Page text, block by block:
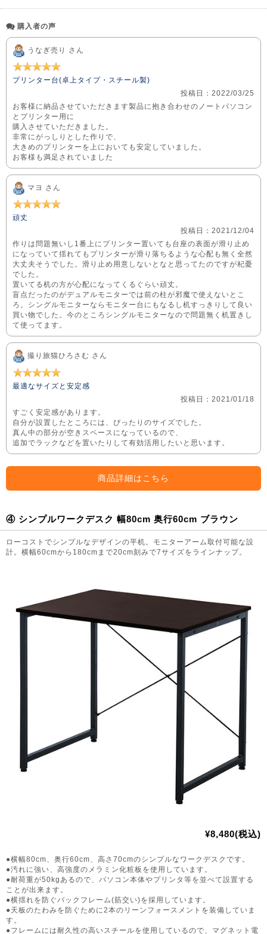
購入者の声
うなぎ売り さん
プリンター台(卓上タイプ・スチール製)
投稿日：2022/03/25
お客様に納品させていただきます製品に抱き合わせのノートパソコン
とプリンター用に
購入させていただきました。
非常にがっしりとした作りで、
大きめのプリンターを上においても安定していました。
お客様も満足されていました
マヨ さん
頑丈
投稿日：2021/12/04
作りは問題無いし1番上にプリンター置いても台座の表面が滑り止め
になっていて揺れてもプリンターが滑り落ちるような心配も無く全然
大丈夫そうでした。滑り止め用意しないとなと思ってたのですが杞憂
でした。
置いてる机の方が心配になってくるぐらい頑丈。
盲点だったのがデュアルモニターでは前の柱が邪魔で使えないとこ
ろ。シングルモニターならモニター台にもなるし机すっきりして良い
買い物でした。今のところシングルモニターなので問題無く机置きし
て使ってます。
撮り旅猫ひろさむ さん
最適なサイズと安定感
投稿日：2021/01/18
すごく安定感があります。
自分が設置したところには、ぴったりのサイズでした。
真ん中の部分が空きスペースになっているので、
追加でラックなどを置いたりして有効活用したいと思います。
商品詳細はこちら
④ シンプルワークデスク 幅80cm 奥行60cm ブラウン
ローコストでシンプルなデザインの平机。モニターアーム取付可能な設
計。横幅60cmから180cmまで20cm刻みで7サイズをラインナップ。
¥8,480(税込)
●横幅80cm、奥行60cm、高さ70cmのシンプルなワークデスクです。
●汚れに強い、高強度のメラミン化粧板を使用しています。
●耐荷重が50kgあるので、パソコン本体やプリンタ等を並べて設置する
ことが出来ます。
●横揺れを防ぐバックフレーム(筋交い)を採用しています。
●天板のたわみを防ぐために2本のリーンフォースメントを装備していま
す。
●フレームには耐久性の高いスチールを使用しているので、マグネット電